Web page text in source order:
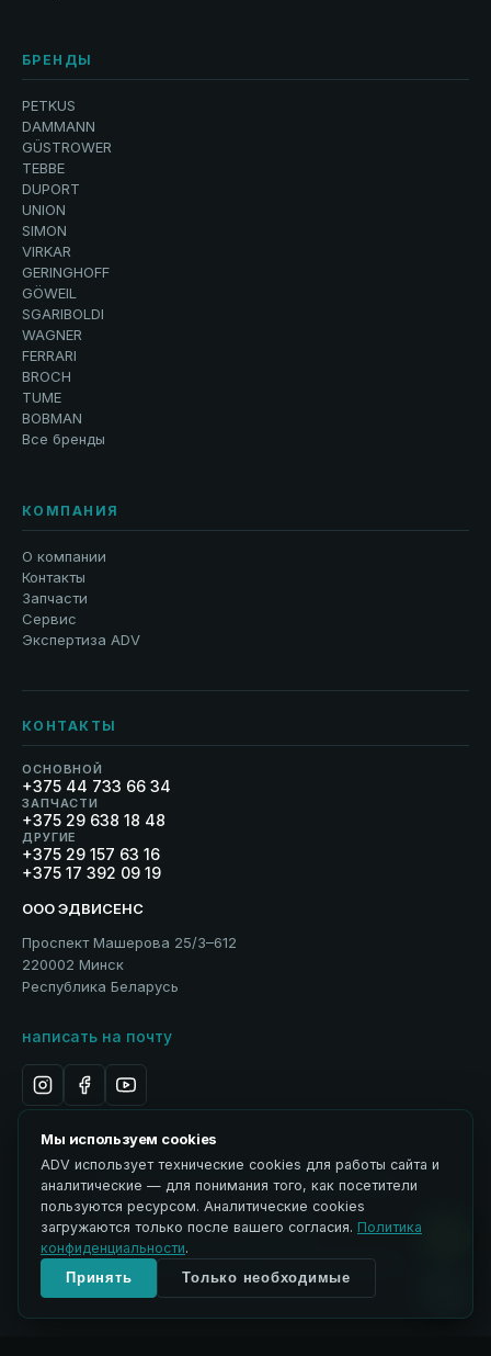
БРЕНДЫ
PETKUS
DAMMANN
GÜSTROWER
TEBBE
DUPORT
UNION
SIMON
VIRKAR
GERINGHOFF
GÖWEIL
SGARIBOLDI
WAGNER
FERRARI
BROCH
TUME
BOBMAN
Все бренды
КОМПАНИЯ
О компании
Контакты
Запчасти
Сервис
Экспертиза ADV
КОНТАКТЫ
ОСНОВНОЙ
+375 44 733 66 34
ЗАПЧАСТИ
+375 29 638 18 48
ДРУГИЕ
+375 29 157 63 16
+375 17 392 09 19
ООО ЭДВИСЕНС
Проспект Машерова 25/3–612
220002 Минск
Республика Беларусь
написать на почту
Политика обработки персональных данных
Использование материалов
ЭДВИСЕНС / Advisance → ADV
Управление cookies
© 2026 ООО ЭДВИСЕНС. Все права защищены.
Мы используем cookies
ADV использует технические cookies для работы сайта и
аналитические — для понимания того, как посетители
пользуются ресурсом. Аналитические cookies
загружаются только после вашего согласия. Политика
конфиденциальности.
Принять Только необходимые